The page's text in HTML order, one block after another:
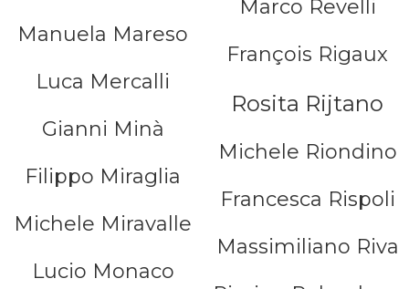
Manuela Mareso
Luca Mercalli
Gianni Minà
Filippo Miraglia
Michele Miravalle
Lucio Monaco
Marco Revelli
François Rigaux
Rosita Rijtano
Michele Riondino
Francesca Rispoli
Massimiliano Riva